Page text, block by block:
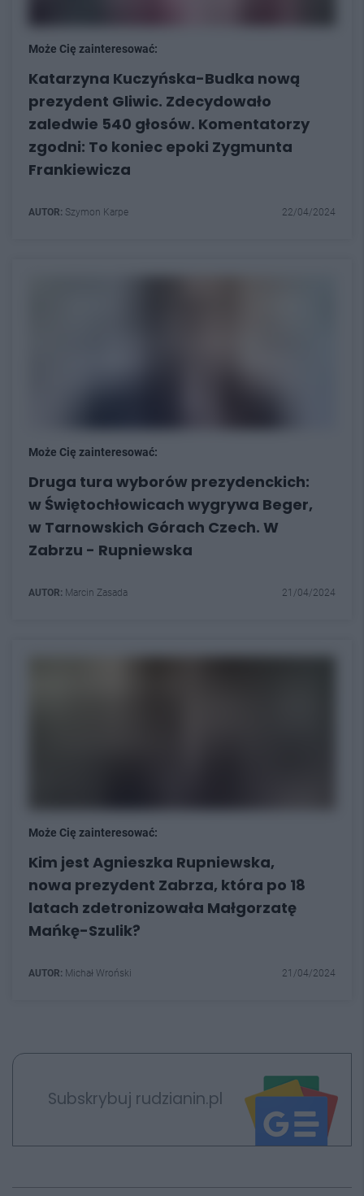
Może Cię zainteresować:
Katarzyna Kuczyńska-Budka nową
prezydent Gliwic. Zdecydowało
zaledwie 540 głosów. Komentatorzy
zgodni: To koniec epoki Zygmunta
Frankiewicza
AUTOR: Szymon Karpe 22/04/2024
Może Cię zainteresować:
Druga tura wyborów prezydenckich:
w Świętochłowicach wygrywa Beger,
w Tarnowskich Górach Czech. W
Zabrzu - Rupniewska
AUTOR: Marcin Zasada 21/04/2024
Może Cię zainteresować:
Kim jest Agnieszka Rupniewska,
nowa prezydent Zabrza, która po 18
latach zdetronizowała Małgorzatę
Mańkę-Szulik?
AUTOR: Michał Wroński 21/04/2024
Subskrybuj rudzianin.pl